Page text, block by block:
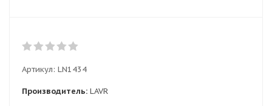
Артикул: LN1434
Производитель: LAVR